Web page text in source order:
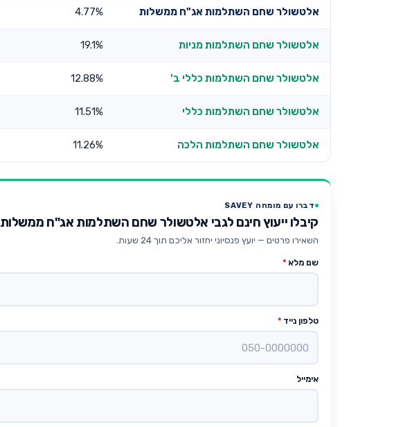
אלטשולר שחם השתלמות אג"ח ממשלות 4.77%
אלטשולר שחם השתלמות מניות 19.1%
אלטשולר שחם השתלמות כללי ב' 12.88%
אלטשולר שחם השתלמות כללי 11.51%
אלטשולר שחם השתלמות הלכה 11.26%
דברו עם מומחה SAVEY
קיבלו ייעוץ חינם לגבי אלטשולר שחם השתלמות אג"ח ממשלות
השאירו פרטים — יועץ פנסיוני יחזור אליכם תוך 24 שעות.
שם מלא *
טלפון נייד *
אימייל